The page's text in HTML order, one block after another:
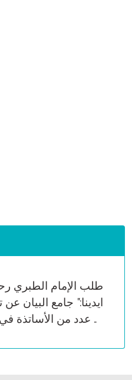
طلب الإمام الطبري
ايدينا:" جامع البيان
عدد من الأساتذة في مكتب التحقيق و الاعداد العلمي في دار الاعلام بتنقيح الكتاب و تنقيته ..